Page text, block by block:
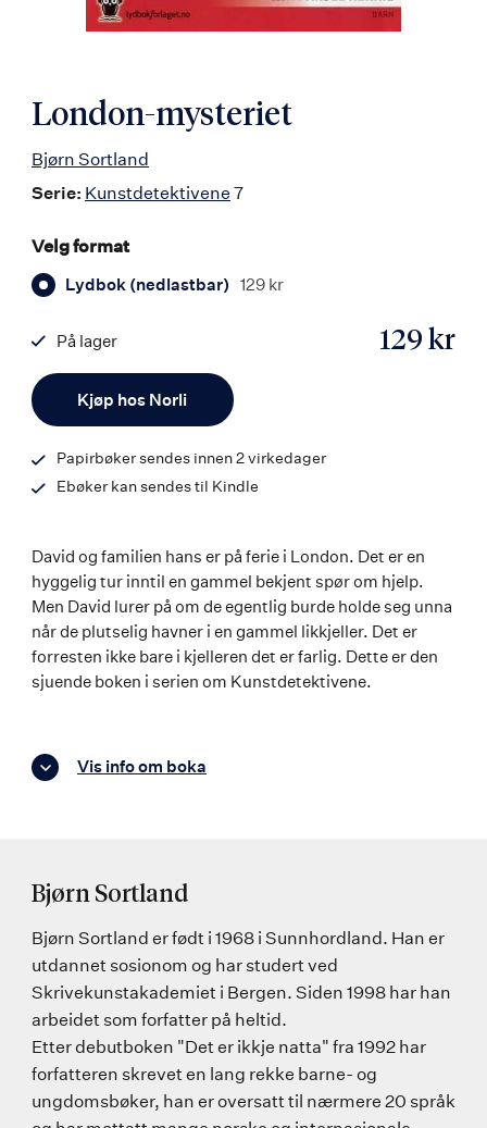
London-mysteriet
Bjørn Sortland
Serie: Kunstdetektivene 7
Velg format
Lydbok (nedlastbar) 129 kr
Kjøp hos Norli
129 kr
På lager
9788242136718
Papirbøker sendes innen 2 virkedager
Ebøker kan sendes til Kindle
David og familien hans er på ferie i London. Det er en
hyggelig tur inntil en gammel bekjent spør om hjelp.
Men David lurer på om de egentlig burde holde seg unna
når de plutselig havner i en gammel likkjeller. Det er
forresten ikke bare i kjelleren det er farlig. Dette er den
sjuende boken i serien om Kunstdetektivene.
Vis info om boka
Bjørn Sortland
Bjørn Sortland er født i 1968 i Sunnhordland. Han er
utdannet sosionom og har studert ved
Skrivekunstakademiet i Bergen. Siden 1998 har han
arbeidet som forfatter på heltid.
Etter debutboken "Det er ikkje natta" fra 1992 har
forfatteren skrevet en lang rekke barne- og
ungdomsbøker, han er oversatt til nærmere 20 språk